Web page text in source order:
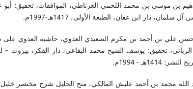
بن موسى بن محمد اللخمي الغرناطي، الموافقات، تحقيق: أبو
دار ابن عفان، الطبعة الأولى، 1417هـ-1997م.
علي بن أحمد بن مكرم الصعيدي العدوي، حاشية العدوي
تحقيق: يوسف الشيخ محمد البقاعي، دار الفكر، بيروت –
1414هـ - 1994م.
الله محمد بن أحمد عليش المالكي، منح الجليل شرح مختصر